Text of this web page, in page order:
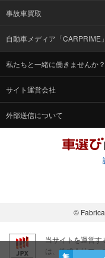
事故車買取
自動車メディア「CARPRIME」
私たちと一緒に働きませんか？
サイト運営会社
外部送信について
©
当サイトを運営す
は、株式会社ファ